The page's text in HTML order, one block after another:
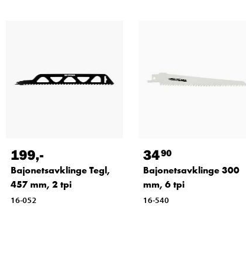
199,-
Bajonetsavklinge Tegl,
457 mm, 2 tpi
16-052
3490
Bajonetsavklinge 300
mm, 6 tpi
16-540